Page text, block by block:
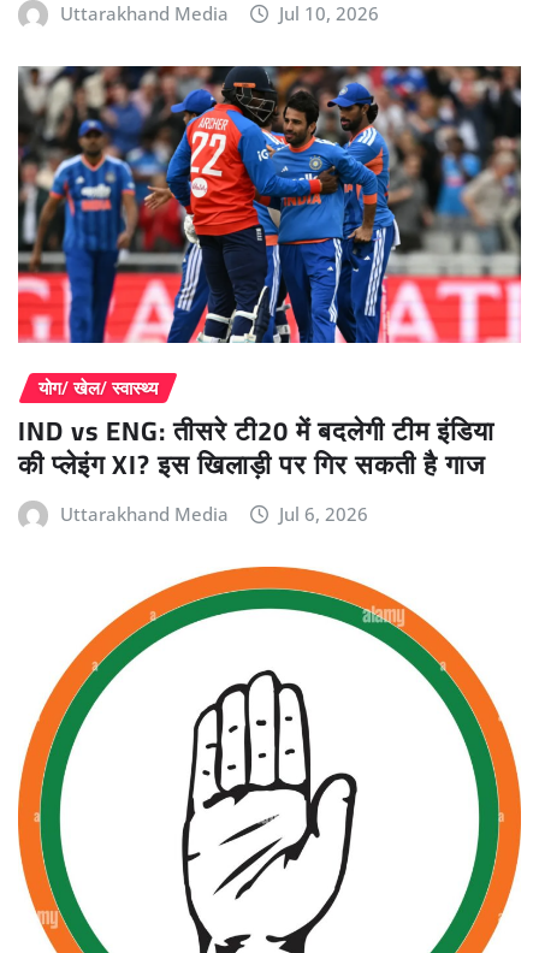
Uttarakhand Media Jul 10, 2026
योग/ खेल/ स्वास्थ्य
IND vs ENG: तीसरे टी20 में बदलेगी टीम इंडिया
की प्लेइंग XI? इस खिलाड़ी पर गिर सकती है गाज
Uttarakhand Media Jul 6, 2026